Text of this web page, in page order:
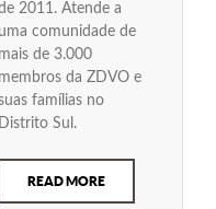
2011. Atende a
uma comunidade de
mais de 3.000
membros da ZDVO e
famílias no
Distrito Sul.
READ MORE